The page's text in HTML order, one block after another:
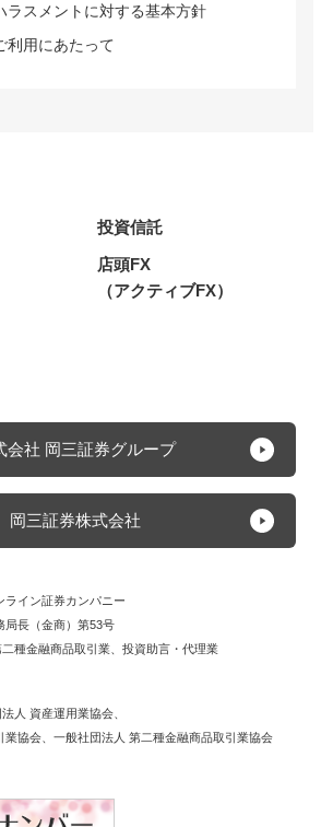
ラスメントに対する基本方針
利用にあたって
投資信託
店頭FX
（アクティブFX）
会社 岡三証券グループ
岡三証券株式会社
ライン証券カンパニー
局長（金商）第53号
二種金融商品取引業 投資助言・代理業
人 資産運用業協会
業協会
一般社団法人 第二種金融商品取引業協会